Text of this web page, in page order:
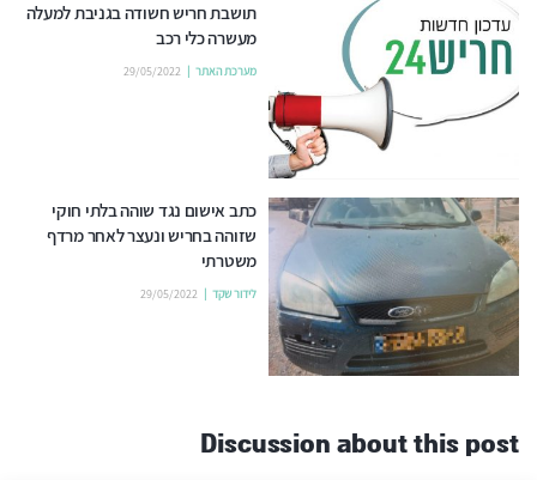
תושבת חריש חשודה בגניבת למעלה
מעשרה כלי רכב
מערכת האתר 29/05/2022
כתב אישום נגד שוהה בלתי חוקי
שזוהה בחריש ונעצר לאחר מרדף
משטרתי
לידור שקד 29/05/2022
Discussion about this post